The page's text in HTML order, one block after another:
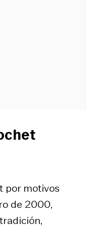
por motivos
de 2000,